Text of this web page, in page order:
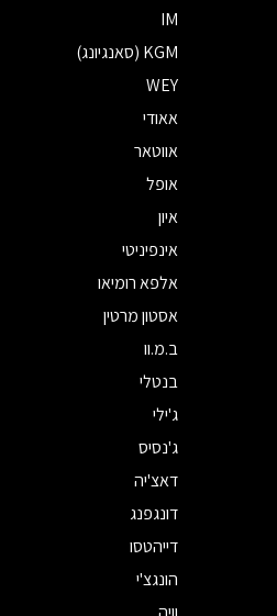
IM
KGM (סאנגיונג)
WEY
אאודי
אווטאר
אופל
איון
אינפיניטי
אלפא רומיאו
אסטון מרטין
ב.מ.וו
בנטלי
ג'ילי
ג'נסיס
דאצ'יה
דונגפנג
דייהטסו
הונגצ'י